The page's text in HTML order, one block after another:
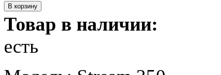
Товар в наличии:
есть